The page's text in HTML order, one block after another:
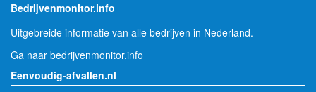
Bedrijvenmonitor.info
Uitgebreide informatie van alle bedrijven in Nederland.
Ga naar bedrijvenmonitor.info
Eenvoudig-afvallen.nl